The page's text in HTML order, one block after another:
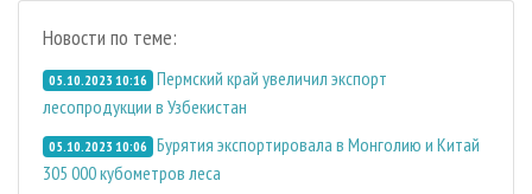
Новости по теме:
05.10.2023 10:16 Пермский край увеличил экспорт
лесопродукции в Узбекистан
05.10.2023 10:06 Бурятия экспортировала в Монголию и Китай
305 000 кубометров леса